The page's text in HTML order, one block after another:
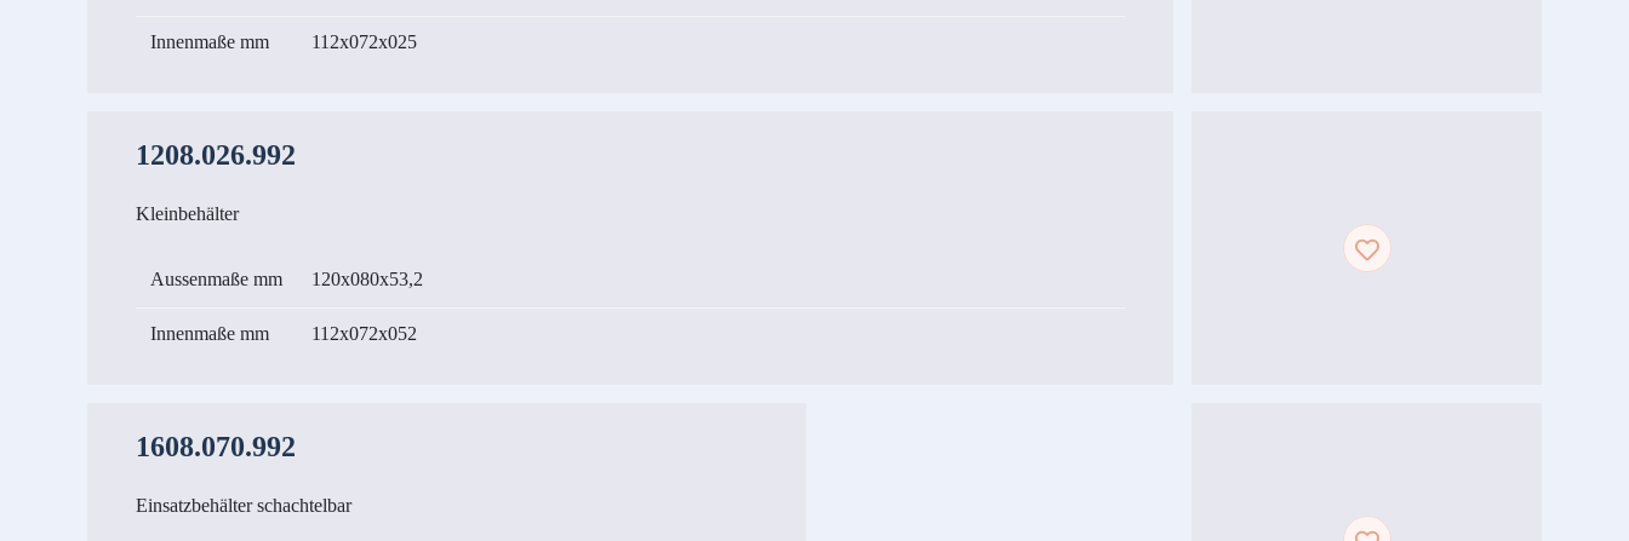
Innenmaße mm 112x072x025
1208.026.992
Kleinbehälter
Aussenmaße mm 120x080x53,2
Innenmaße mm 112x072x052
1608.070.992
Einsatzbehälter schachtelbar